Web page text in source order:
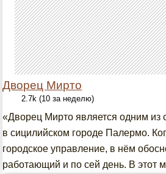
Дворец Мирто
2.7k (10 за неделю)
«Дворец Мирто является одним из
в сицилийском городе Палермо.
городское управление, в нём
работающий и по сей день. В этот